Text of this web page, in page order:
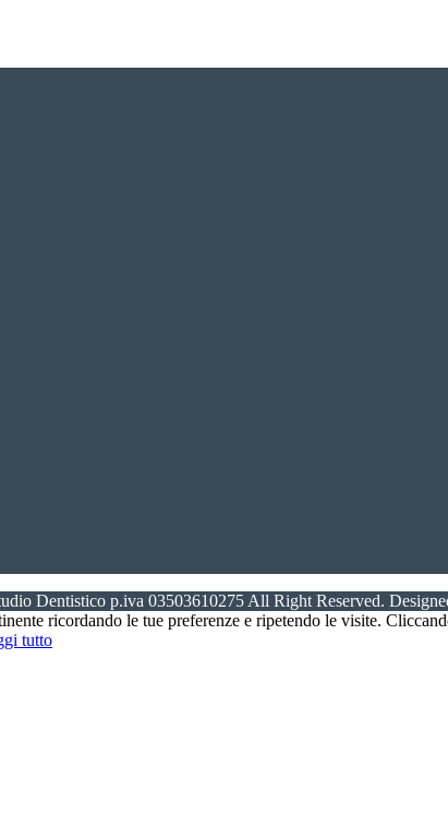
Dentistico p.iva 03503610275 All Right Reserved.
ricordando le tue preferenze e ripetendo le visite.
tutto